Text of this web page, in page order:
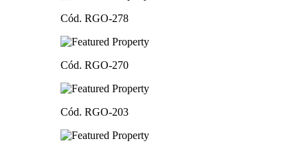
Cód. RGO-278
Cód. RGO-270
Cód. RGO-203